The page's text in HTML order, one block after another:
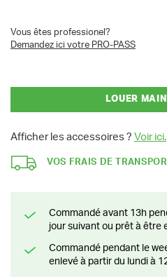
Vous êtes professionel?
Demandez ici votre PRO-PASS
LOUER
Afficher les accessoires ? Voir ici.
VOS FRAIS DE
Commandé avant 13h pendant la semaine? Livré le
jour suivant ou prêt à être
Commandé pendant le weekend? Livré ou prêt à être
enlevé à partir du lundi à